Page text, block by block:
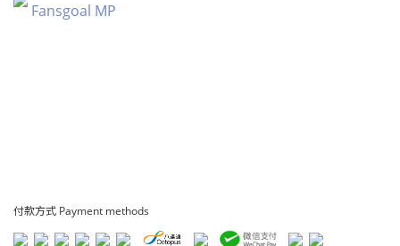
Fansgoal MP
付款方式 Payment methods